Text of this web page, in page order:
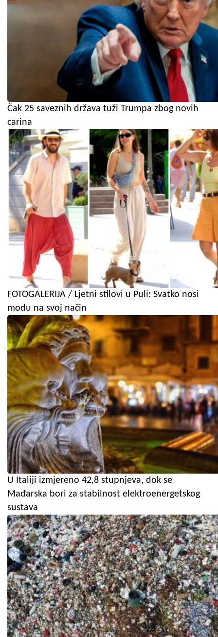
Čak 25 saveznih država tuži Trumpa zbog novih
carina
FOTOGALERIJA / Ljetni stilovi u Puli: Svatko nosi
modu na svoj način
U Italiji izmjereno 42,8 stupnjeva, dok se
Mađarska bori za stabilnost elektroenergetskog
sustava